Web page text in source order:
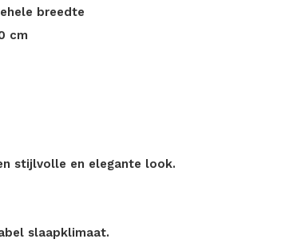
breedte
cm
stijlvolle en elegante look.
slaapklimaat.